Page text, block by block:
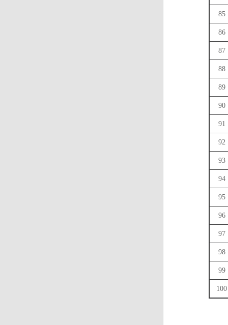
85
86
87
88
89
90
91
92
93
94
95
96
97
98
99
100